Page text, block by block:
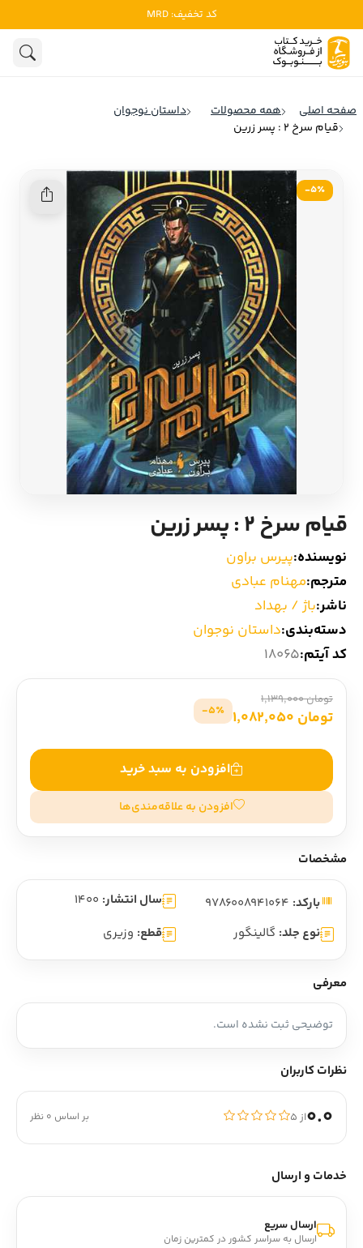
کد تخفیف: MRD
ادبیات
روانشناسی
تاریخ و سیاست
کودک و نوجوان
ادیان و اساطیر
مرجع و علمی
ادبیات فرانسه
ادبیات ایتالیا
ادبیات روسیه
ادبیات آمریکای لاتین
ادبیات آلمان
ادبیات ترکیه
ادبیات آسیا
سایر کشورهای اروپا
داستان کوتاه
شعر و متون کهن
ادبیات
صفحه اصلی همه محصولات
داستان نوجوان
قیام سرخ 2 : پسر زرین
5٪-
قیام سرخ 2 : پسر زرین
نویسنده:پیرس براون
مترجم:مهنام عبادی
ناشر:باژ / بهداد
دسته‌بندی:داستان نوجوان
کد آیتم:18065
تومان 1,139,000
تومان 1,082,050 5٪-
افزودن به سبد خرید
افزودن به علاقه‌مندی‌ها
مشخصات
بارکد: سال انتشار: 1400
نوع جلد: گالینگور قطع: وزیری
معرفی
توضیحی ثبت نشده است.
نظرات کاربران
0.0از ۵ بر اساس 0 نظر
خدمات و ارسال
ارسال سریع
ارسال به سراسر کشور در کمترین زمان